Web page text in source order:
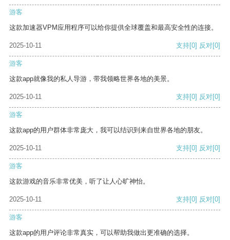
游客
这款加速器VPM应用程序可以给你提供全球覆盖和最高安全性的连接。
2025-10-11 支持[0] 反对[0]
游客
这款app就像我的私人导游，带我领略世界各地的美景。
2025-10-11 支持[0] 反对[0]
游客
这款app的用户群体非常庞大，我可以结识到来自世界各地的朋友。
2025-10-11 支持[0] 反对[0]
游客
这款游戏的音乐非常优美，听了让人心旷神怡。
2025-10-11 支持[0] 反对[0]
游客
这款app的用户评论非常真实，可以帮助我做出更准确的选择。